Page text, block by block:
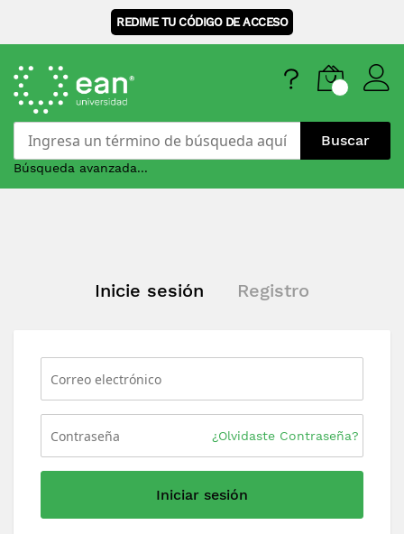
REDIME TU CÓDIGO DE ACCESO
Buscar
Búsqueda avanzada...
Inicie sesión Registro
¿Olvidaste Contraseña?
Iniciar sesión